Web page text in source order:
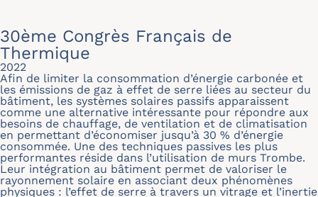
30ème Congrès Français de
Thermique
2022
Afin de limiter la consommation d’énergie carbonée et
les émissions de gaz à effet de serre liées au secteur du
bâtiment, les systèmes solaires passifs apparaissent
comme une alternative intéressante pour répondre aux
besoins de chauffage, de ventilation et de climatisation
en permettant d’économiser jusqu’à 30 % d’énergie
consommée. Une des techniques passives les plus
performantes réside dans l’utilisation de murs Trombe.
Leur intégration au bâtiment permet de valoriser le
rayonnement solaire en associant deux phénomènes
physiques : l’effet de serre à travers un vitrage et l’inertie